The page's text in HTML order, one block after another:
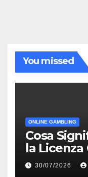
You missed
ONLINE GAMBLING
Cosa
la Licenza
30/07/2026